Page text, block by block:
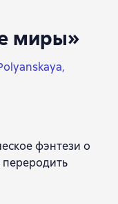
миры»
фэнтези о